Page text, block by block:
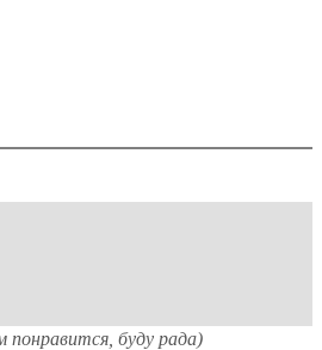
понравится, буду рада)